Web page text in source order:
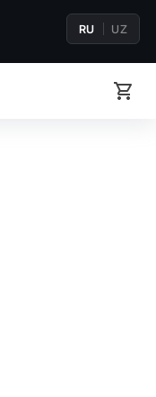
RU UZ